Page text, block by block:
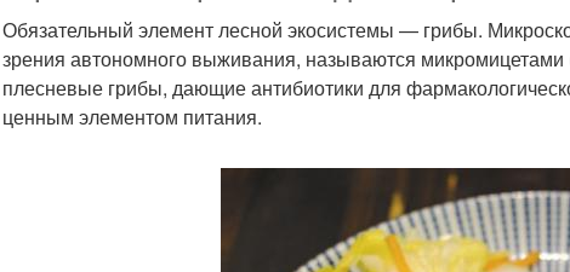
Обязательный элемент лесной экосистемы — грибы.
зрения автономного выживания, называются
плесневые грибы, дающие антибиотики для
ценным элементом питания.